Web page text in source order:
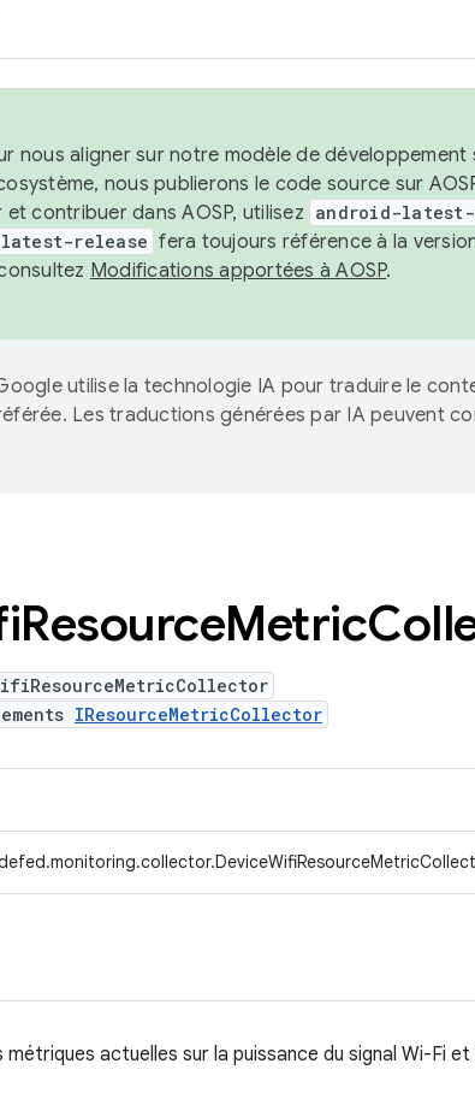
nous aligner sur notre modèle de
nous publierons le code source sur
contribuer dans AOSP, utilisez android-latest-
release fera toujours référence à la
Modifications apportées à AOSP.
utilise la technologie IA pour traduire le
Les traductions générées par IA peuvent
ResourceMetric
IResourceMetricCollector
actuelles sur la puissance du signal Wi-Fi